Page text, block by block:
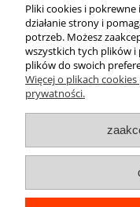
Sklep
Pliki cookies i
działanie strony i
potrzeb. Możesz
wszystkich tych plików i
plików do swoich
Więcej o plikach
prywatności.